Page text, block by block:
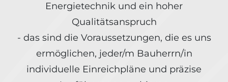
Energietechnik und ein hoher
Qualitätsanspruch
- das sind die Voraussetzungen, die es uns
ermöglichen, jeder/m Bauherrn/in
individuelle Einreichpläne und präzise